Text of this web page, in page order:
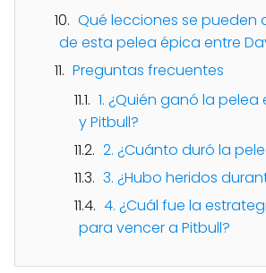
Qué lecciones se pueden
de esta pelea épica entre
Preguntas frecuentes
1. ¿Quién ganó la pelea
y Pitbull?
2. ¿Cuánto duró la
3. ¿Hubo heridos
4. ¿Cuál fue la
para vencer a Pitbull?